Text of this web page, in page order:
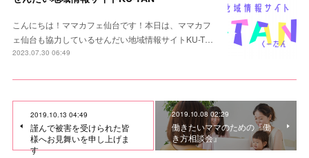
こんにちは！ママカフェ仙台です！本日は、ママカフ
ェ仙台も協力しているせんだい地域情報サイトKU-T…
2023.07.30 06:49
2019.10.13 04:49
謹んで被害を受けられた皆
様へお見舞いを申し上げま
す
2019.10.08 02:29
働きたいママのための『働
き方相談会』